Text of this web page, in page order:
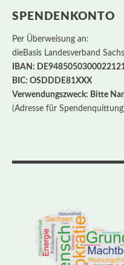
SPENDENKONTO
Per Überweisung an:
dieBasis Landesverband
IBAN:
BIC: OSDDDE81XXX
Verwendungszweck: Bitte
(Adresse für